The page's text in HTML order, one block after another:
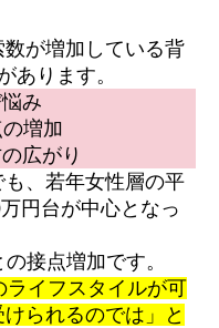
が増加している背
あります。
み
増加
広がり
も、若年女性層の平
円台が中心となっ
接点増加です。
ライフスタイルが可
られるのでは」と